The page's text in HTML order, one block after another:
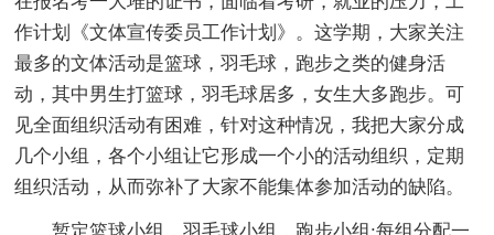
作计划《文体宣传委员工作计划》。这学期，大家关注
最多的文体活动是篮球，羽毛球，跑步之类的健身活
动，其中男生打篮球，羽毛球居多，女生大多跑步。可
见全面组织活动有困难，针对这种情况，我把大家分成
几个小组，各个小组让它形成一个小的活动组织，定期
组织活动，从而弥补了大家不能集体参加活动的缺陷。